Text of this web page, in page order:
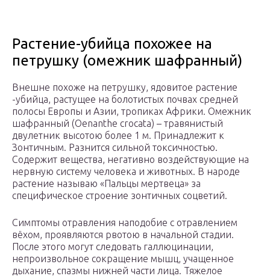
Растение-убийца похожее на
петрушку (омежник шафранный)
Внешне похоже на петрушку, ядовитое растение
-убийца, растущее на болотистых почвах средней
полосы Европы и Азии, тропиках Африки. Омежник
шафранный (Oenanthe crocata) – травянистый
двулетник высотою более 1 м. Принадлежит к
Зонтичным. Разнится сильной токсичностью.
Содержит вещества, негативно воздействующие на
нервную систему человека и животных. В народе
растение называю «Пальцы мертвеца» за
специфическое строение зонтичных соцветий.
Симптомы отравления наподобие с отравлением
вёхом, проявляются рвотою в начальной стадии.
После этого могут следовать галлюцинации,
непроизвольное сокращение мышц, учащенное
дыхание, спазмы нижней части лица. Тяжелое